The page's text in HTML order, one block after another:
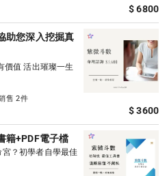
$ 6800
助您深入挖掘真
價值 活出璀璨一生
售 2件
$ 3600
籍+PDF電子檔
？初學者自學最佳